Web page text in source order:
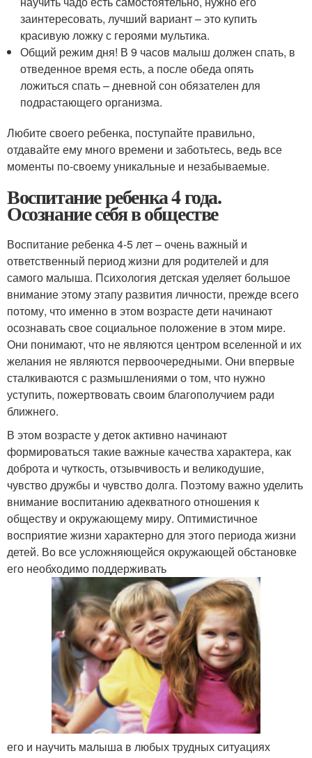
заинтересовать, лучший вариант – это купить
красивую ложку с героями мультика.
Общий режим дня! В 9 часов малыш должен спать, в
отведенное время есть, а после обеда опять
ложиться спать – дневной сон обязателен для
подрастающего организма.
Любите своего ребенка, поступайте правильно,
отдавайте ему много времени и заботьтесь, ведь все
моменты по-своему уникальные и незабываемые.
Воспитание ребенка 4 года.
Осознание себя в обществе
Воспитание ребенка 4-5 лет – очень важный и
ответственный период жизни для родителей и для
самого малыша. Психология детская уделяет большое
внимание этому этапу развития личности, прежде всего
потому, что именно в этом возрасте дети начинают
осознавать свое социальное положение в этом мире.
Они понимают, что не являются центром вселенной и их
желания не являются первоочередными. Они впервые
сталкиваются с размышлениями о том, что нужно
уступить, пожертвовать своим благополучием ради
ближнего.
В этом возрасте у деток активно начинают
формироваться такие важные качества характера, как
доброта и чуткость, отзывчивость и великодушие,
чувство дружбы и чувство долга. Поэтому важно уделить
внимание воспитанию адекватного отношения к
обществу и окружающему миру. Оптимистичное
восприятие жизни характерно для этого периода жизни
детей. Во все усложняющейся окружающей обстановке
его необходимо поддерживать
его и научить малыша в любых трудных ситуациях